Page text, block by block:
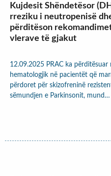
Kujdesit Shëndetësor
rreziku i neutropenisë
përditëson
vlerave të gjakut
12.09.2025 PRAC ka
hematologjik në pacientët që
përdoret për skizofreninë
sëmundjen e Parkinsonit, mund…